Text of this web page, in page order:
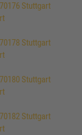
Stuttgart
Stuttgart
Stuttgart
Stuttgart